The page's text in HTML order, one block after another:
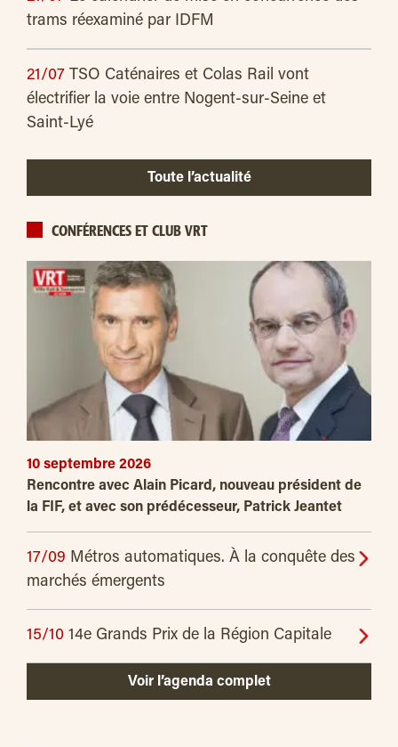
trams réexaminé par IDFM
21/07 TSO Caténaires et Colas Rail vont
électrifier la voie entre Nogent-sur-Seine et
Saint-Lyé
Toute l’actualité
CONFÉRENCES ET CLUB VRT
10 septembre 2026
Rencontre avec Alain Picard, nouveau président de
la FIF, et avec son prédécesseur, Patrick Jeantet
17/09 Métros automatiques. À la conquête des
marchés émergents
15/10 14e Grands Prix de la Région Capitale
Voir l’agenda complet